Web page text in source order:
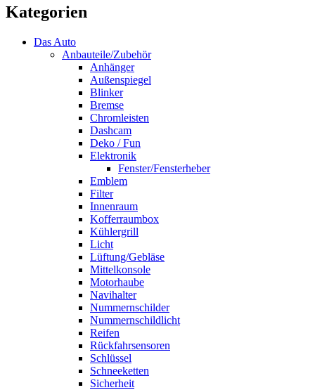
Kategorien
Das Auto
Anbauteile/Zubehör
Anhänger
Außenspiegel
Blinker
Bremse
Chromleisten
Dashcam
Deko / Fun
Elektronik
Fenster/Fensterheber
Emblem
Filter
Innenraum
Kofferraumbox
Kühlergrill
Licht
Lüftung/Gebläse
Mittelkonsole
Motorhaube
Navihalter
Nummernschilder
Nummernschildlicht
Reifen
Rückfahrsensoren
Schlüssel
Schneeketten
Sicherheit